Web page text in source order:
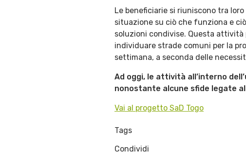
Le beneficiarie si riuniscono tra
situazione su ciò che funziona e
soluzioni condivise. Questa
individuare strade comuni per la
settimana, a seconda delle
Ad oggi, le attività all’interno
nonostante alcune sfide legate
Vai al progetto SaD Togo
Tags
Condividi